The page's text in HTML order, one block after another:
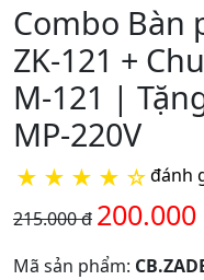
Combo Bàn
ZK-121 +
M-121 |
MP-220V
★ ★ ★ ★ ☆đánh
215.000 đ
Mã sản phẩm: